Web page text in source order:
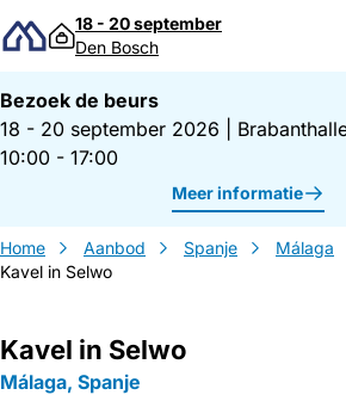
Direct naar inhoud
18 - 20 september
Den Bosch
Bezoek de beurs
18 - 20 september 2026
10:00 - 17:00
Meer informatie
Home Aanbod Spanje Málaga
Kavel in Selwo
Kavel in Selwo
Málaga, Spanje